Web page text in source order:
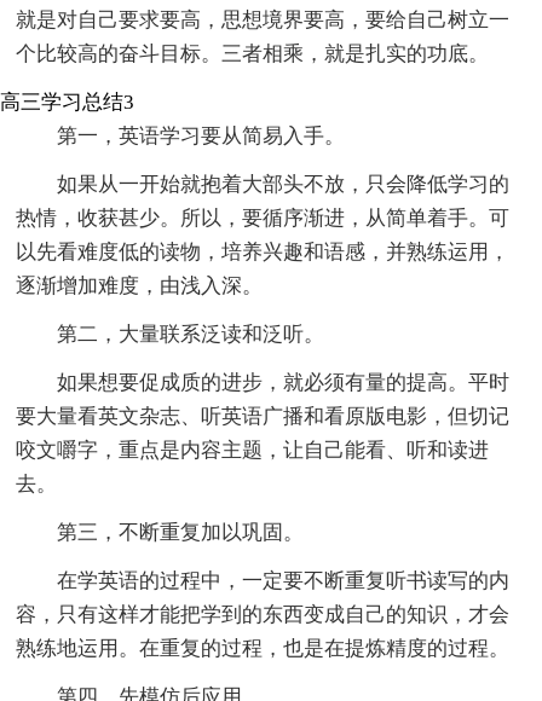
就是对自己要求要高，思想境界要高，要给自己树立一
个比较高的奋斗目标。三者相乘，就是扎实的功底。
高三学习总结3
第一，英语学习要从简易入手。
如果从一开始就抱着大部头不放，只会降低学习的
热情，收获甚少。所以，要循序渐进，从简单着手。可
以先看难度低的读物，培养兴趣和语感，并熟练运用，
逐渐增加难度，由浅入深。
第二，大量联系泛读和泛听。
如果想要促成质的进步，就必须有量的提高。平时
要大量看英文杂志、听英语广播和看原版电影，但切记
咬文嚼字，重点是内容主题，让自己能看、听和读进
去。
第三，不断重复加以巩固。
在学英语的过程中，一定要不断重复听书读写的内
容，只有这样才能把学到的东西变成自己的知识，才会
熟练地运用。在重复的过程，也是在提炼精度的过程。